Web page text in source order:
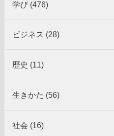
学び (476)
ビジネス (28)
歴史 (11)
生きかた (56)
社会 (16)